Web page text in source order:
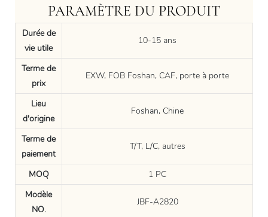
PARAMÈTRE DU PRODUIT
Durée de
vie utile
10-15 ans
Terme de
prix
EXW, FOB Foshan, CAF, porte à porte
Lieu
d'origine
Foshan, Chine
Terme de
paiement
T/T, L/C, autres
MOQ
1 PC
Modèle
NO.
JBF-A2820